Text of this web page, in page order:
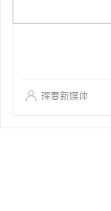
珲春新媒体